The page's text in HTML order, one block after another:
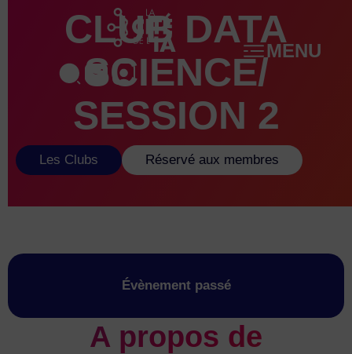
MENU
CLUB DATA
SCIENCE/
SESSION 2
Les Clubs Réservé aux membres
Évènement passé
A propos de